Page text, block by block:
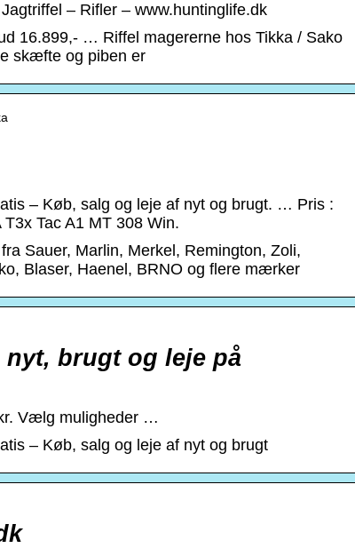
– Rifler – www.huntinglife.dk
16.899,- … Riffel magererne hos Tikka / Sako
skæfte og piben er
– Køb, salg og leje af nyt og brugt. … Pris :
Tac A1 MT 308 Win.
Sauer, Marlin, Merkel, Remington, Zoli,
Blaser, Haenel, BRNO og flere mærker
brugt og leje på
Vælg muligheder …
– Køb, salg og leje af nyt og brugt